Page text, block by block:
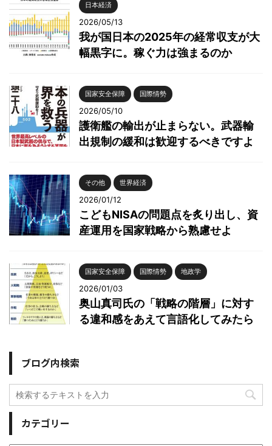
日本経済
2026/05/13
我が国日本の2025年の経常収支が大
幅黒字に。稼ぐ力は強まるのか
国家安全保障 国際情勢
2026/05/10
護衛艦の輸出が止まらない。武器輸
出規制の緩和は歓迎するべきですよ
その他 世界経済
2026/01/12
こどもNISAの問題点を炙り出し、資
産運用を国家戦略から熟慮せよ
国家安全保障 国際情勢 地政学
2026/01/03
奥山真司氏の「戦略の階層」に対す
る違和感をあえて言語化してみたら
ブログ内検索
カテゴリー